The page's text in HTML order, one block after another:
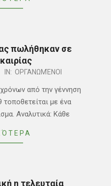
πωλήθηκαν σε
IN: ΟΡΓΑΝΩΜΈΝΟΙ
από την γέννηση
με ένα
Αναλυτικά: Kάθε
η τελευταία